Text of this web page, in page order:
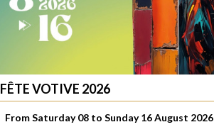
FÊTE VOTIVE 2026
From Saturday 08 to Sunday 16 August 2026